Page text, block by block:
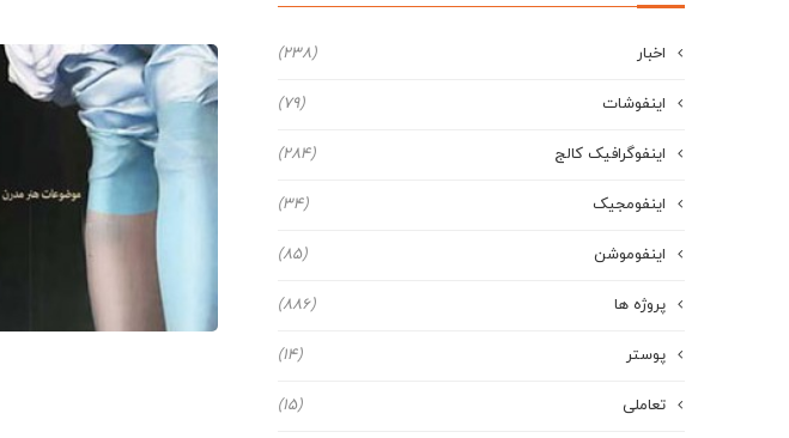
اخبار (238)
اینفوشات (79)
اینفوگرافیک کالج (284)
اینفومجیک (34)
اینفوموشن (85)
پروژه ها (886)
پوستر (14)
تعاملی (15)